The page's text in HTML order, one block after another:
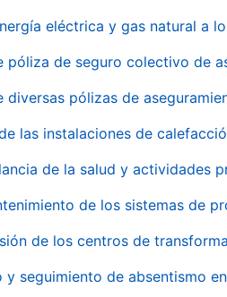
eléctrica y gas natural a
póliza de seguro colectivo de
diversas pólizas de
las instalaciones de
de la salud y actividades
de los sistemas de
de los centros de
y seguimiento de absentismo